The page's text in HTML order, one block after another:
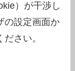
）が干渉し
の設定画面か
さい。